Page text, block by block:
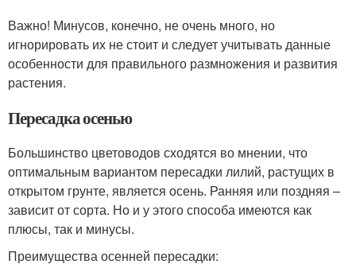
Важно! Минусов, конечно, не очень много, но
игнорировать их не стоит и следует учитывать данные
особенности для правильного размножения и развития
растения.
Пересадка осенью
Большинство цветоводов сходятся во мнении, что
оптимальным вариантом пересадки лилий, растущих в
открытом грунте, является осень. Ранняя или поздняя –
зависит от сорта. Но и у этого способа имеются как
плюсы, так и минусы.
Преимущества осенней пересадки: